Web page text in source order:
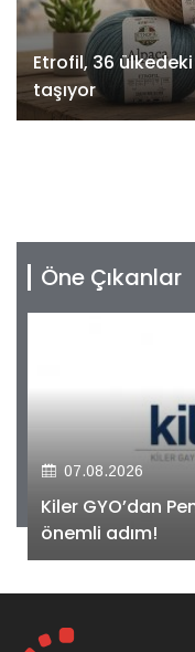
Etrofil, 36
taşıyor
Öne Çıkanlar
07.08.2026
Kiler GYO’dan
önemli adım!